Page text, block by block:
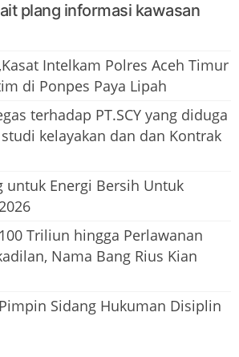
plang informasi kawasan
Intelkam Polres Aceh Timur
di Ponpes Paya Lipah
terhadap PT.SCY yang diduga
kelayakan dan dan Kontrak
untuk Energi Bersih Untuk
Triliun hingga Perlawanan
Nama Bang Rius Kian
Sidang Hukuman Disiplin